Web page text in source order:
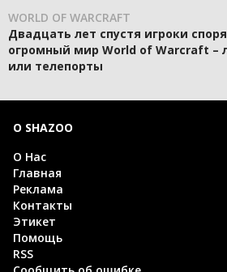
WORLD OF WARCRAFT
Двадцать лет спустя игроки
огромный мир World of Warcraft
или телепорты
О SHAZOO
О Нас
Главная
Реклама
Контакты
Этикет
Помощь
RSS